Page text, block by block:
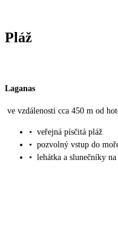
Pláž
Laganas
ve vzdálenosti cca 450 m od
• veřejná písčitá pláž
• pozvolný vstup do
• lehátka a slunečníky